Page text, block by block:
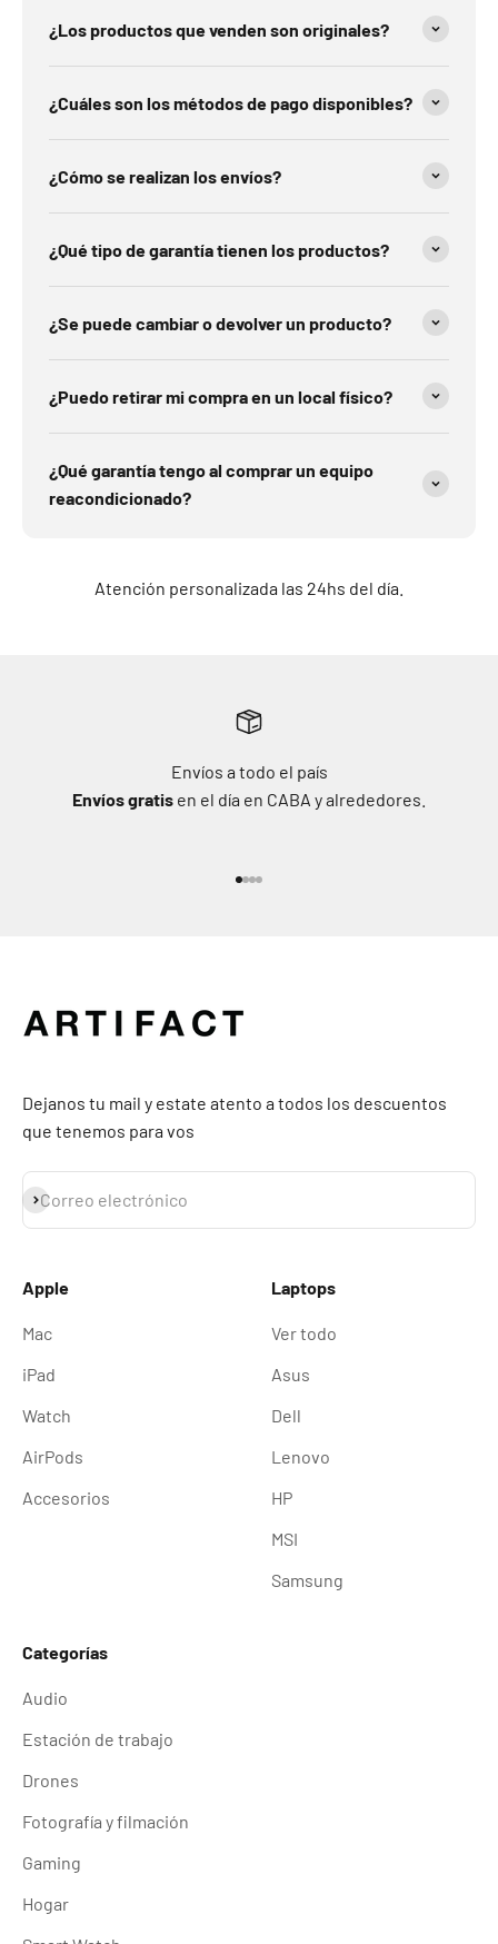
¿Los productos que venden son originales?
¿Cuáles son los métodos de pago disponibles?
¿Cómo se realizan los envíos?
¿Qué tipo de garantía tienen los productos?
¿Se puede cambiar o devolver un producto?
¿Puedo retirar mi compra en un local físico?
¿Qué garantía tengo al comprar un equipo
reacondicionado?
Atención personalizada las 24hs del día.
Envíos a todo el país
Envíos gratis en el día en CABA y alrededores.
Dejanos tu mail y estate atento a todos los descuentos
que tenemos para vos
Correo electrónico
Suscribirse
Apple
Mac
iPad
Watch
AirPods
Accesorios
Laptops
Ver todo
Asus
Dell
Lenovo
HP
MSI
Samsung
Categorías
Audio
Estación de trabajo
Drones
Fotografía y filmación
Gaming
Hogar